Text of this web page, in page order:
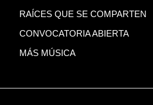
RAÍCES QUE SE COMPARTEN
CONVOCATORIA ABIERTA
MÁS MÚSICA